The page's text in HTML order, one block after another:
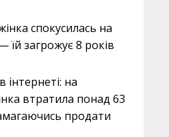
спокусилась на
їй загрожує 8 років
на
втратила понад 63
продати